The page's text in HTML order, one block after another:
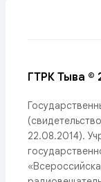
ГТРК Тыва ©
22.08.2014).